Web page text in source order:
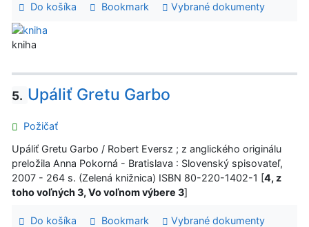
Do košíka Bookmark Vybrané dokumenty
kniha
5. Upáliť Gretu Garbo
Požičať
Upáliť Gretu Garbo / Robert Eversz ; z anglického originálu
preložila Anna Pokorná - Bratislava : Slovenský spisovateľ,
2007 - 264 s. (Zelená knižnica) ISBN 80-220-1402-1 [4, z
toho voľných 3, Vo voľnom výbere 3]
Do košíka Bookmark Vybrané dokumenty